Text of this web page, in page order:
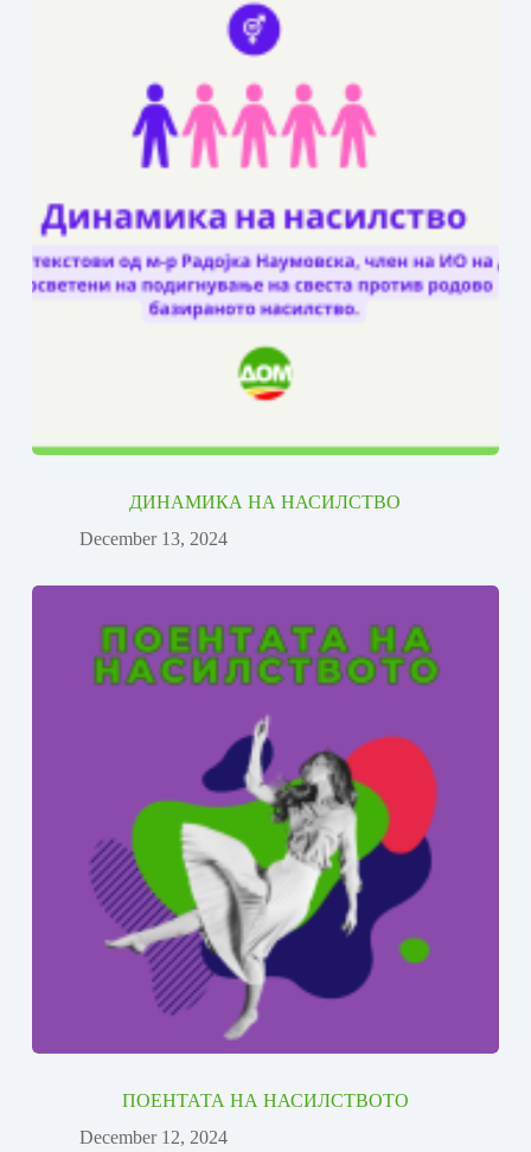
ДИНАМИКА НА НАСИЛСТВО
December 13, 2024
ПОЕНТАТА НА НАСИЛСТВОТО
December 12, 2024